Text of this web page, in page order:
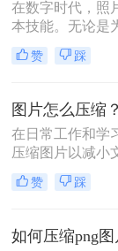
在数字时代，照
本技能。无论是
还是为了加快网
压缩到指定大小
介绍三种常用的
赞 踩
在日常工作和学
压缩图片以减小
上传、分享或存
缩呢？本文将介
赞 踩